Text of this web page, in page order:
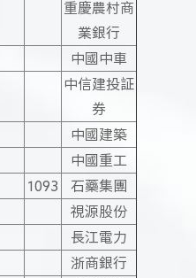
重慶農村商
業銀行
中國中車
中信建投証
券
中國建築
中國重工
1093
石藥集團
視源股份
長江電力
浙商銀行